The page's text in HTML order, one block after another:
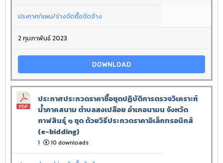
ประกาศ/แผน/ร่างจัดซื้อจัดจ้าง
2 กุมภาพันธ์ 2023
DOWNLOAD
ประกาศประกวดราคาซื้อชุดปฏิบัติการตรวจวิเคราะห์
น้ำภาคสนาม ตำบลสงเปลือย อำเภอนามน จังหวัด
กาฬสินธุ์ ๑ ชุด ด้วยวิธีประกวดราคาอิเล็กทรอนิกส์
(e-bidding)
1 10 downloads